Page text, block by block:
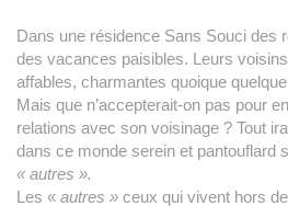
Dans une résidence Sans Souci des
des vacances paisibles. Leurs
affables, charmantes quoique
Mais que n’accepterait-on pas pour
relations avec son voisinage ? Tout
dans ce monde serein et pantouflard
« autres ».
Les « autres » ceux qui vivent hors